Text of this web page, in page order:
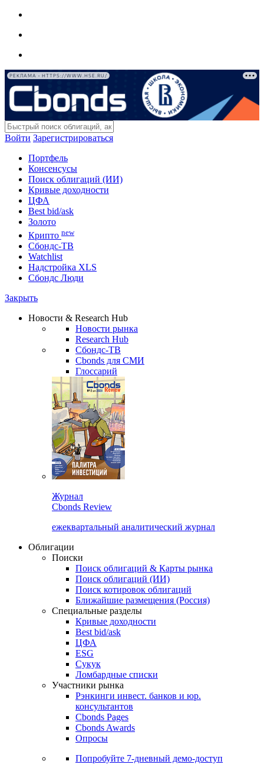
РЕКЛАМА • HTTPS://WWW.HSE.RU/
Войти Зарегистрироваться
Портфель
Консенсусы
Поиск облигаций (ИИ)
Кривые доходности
ЦФА
Best bid/ask
Золото
Крипто new
Сбондс-ТВ
Watchlist
Надстройка XLS
Сбондс Люди
Закрыть
Новости & Research Hub
Новости рынка
Research Hub
Сбондс-ТВ
Cbonds для СМИ
Глоссарий
Журнал
Cbonds Review
ежеквартальный аналитический журнал
Облигации
Поиски
Поиск облигаций & Карты рынка
Поиск облигаций (ИИ)
Поиск котировок облигаций
Ближайшие размещения (Россия)
Специальные разделы
Кривые доходности
Best bid/ask
ЦФА
ESG
Сукук
Ломбардные списки
Участники рынка
Рэнкинги инвест. банков и юр.
консультантов
Cbonds Pages
Cbonds Awards
Опросы
Попробуйте 7-дневный демо-доступ